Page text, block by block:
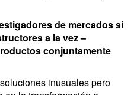
de mercados si
a la vez –
conjuntamente
inusuales pero